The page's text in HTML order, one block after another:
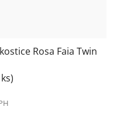
Rosa Faia Twin